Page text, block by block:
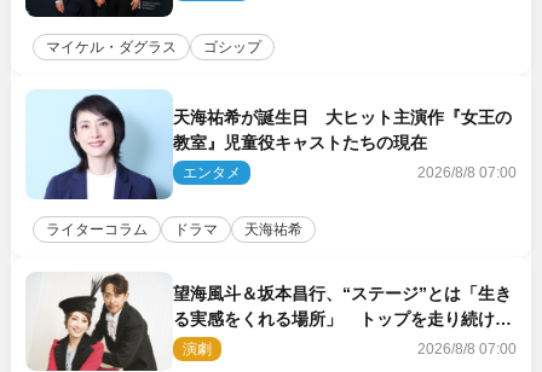
マイケル・ダグラス ゴシップ
天海祐希が誕生日 大ヒット主演作『女王の
教室』児童役キャストたちの現在
エンタメ 2026/8/8 07:00
ライターコラム ドラマ 天海祐希
望海風斗＆坂本昌行、“ステージ”とは「生き
る実感をくれる場所」 トップを走り続ける
原動力を語る
演劇 2026/8/8 07:00